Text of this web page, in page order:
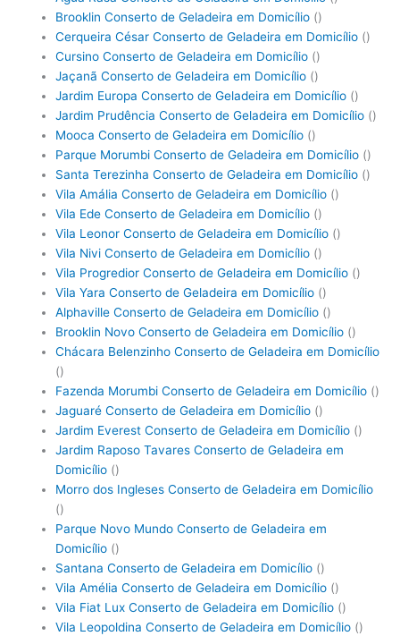
Brooklin Conserto de Geladeira em Domicílio ()
Cerqueira César Conserto de Geladeira em Domicílio ()
Cursino Conserto de Geladeira em Domicílio ()
Jaçanã Conserto de Geladeira em Domicílio ()
Jardim Europa Conserto de Geladeira em Domicílio ()
Jardim Prudência Conserto de Geladeira em Domicílio ()
Mooca Conserto de Geladeira em Domicílio ()
Parque Morumbi Conserto de Geladeira em Domicílio ()
Santa Terezinha Conserto de Geladeira em Domicílio ()
Vila Amália Conserto de Geladeira em Domicílio ()
Vila Ede Conserto de Geladeira em Domicílio ()
Vila Leonor Conserto de Geladeira em Domicílio ()
Vila Nivi Conserto de Geladeira em Domicílio ()
Vila Progredior Conserto de Geladeira em Domicílio ()
Vila Yara Conserto de Geladeira em Domicílio ()
Alphaville Conserto de Geladeira em Domicílio ()
Brooklin Novo Conserto de Geladeira em Domicílio ()
Chácara Belenzinho Conserto de Geladeira em Domicílio
()
Fazenda Morumbi Conserto de Geladeira em Domicílio ()
Jaguaré Conserto de Geladeira em Domicílio ()
Jardim Everest Conserto de Geladeira em Domicílio ()
Jardim Raposo Tavares Conserto de Geladeira em
Domicílio ()
Morro dos Ingleses Conserto de Geladeira em Domicílio
()
Parque Novo Mundo Conserto de Geladeira em
Domicílio ()
Santana Conserto de Geladeira em Domicílio ()
Vila Amélia Conserto de Geladeira em Domicílio ()
Vila Fiat Lux Conserto de Geladeira em Domicílio ()
Vila Leopoldina Conserto de Geladeira em Domicílio ()